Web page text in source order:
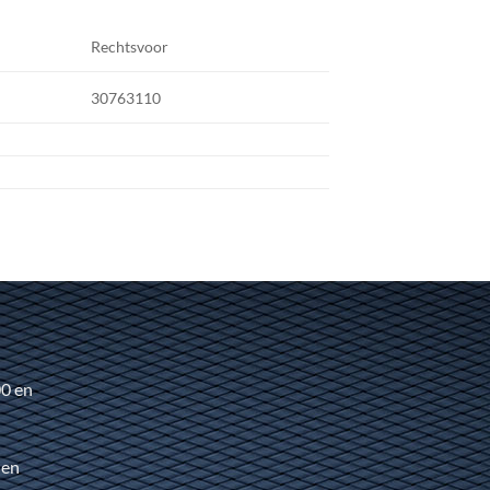
Rechtsvoor
30763110
en